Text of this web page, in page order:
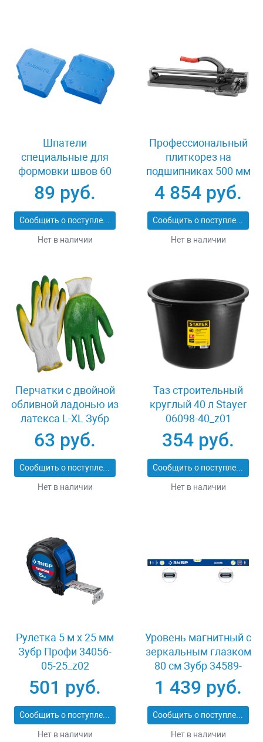
Шпатели
специальные для
формовки швов 60
мм Stayer 10165-H2
89 руб.
Сообщить о поступлении
Нет в наличии
Профессиональный
плиткорез на
подшипниках 500 мм
Зубр ПРОФИ 33195-
50
4 854 руб.
Сообщить о поступлении
Нет в наличии
Перчатки c двойной
обливной ладонью из
латекса L-XL Зубр
МАСТЕР 11459-XL
63 руб.
Сообщить о поступлении
Нет в наличии
Таз строительный
круглый 40 л Stayer
06098-40_z01
354 руб.
Сообщить о поступлении
Нет в наличии
Рулетка 5 м x 25 мм
Зубр Профи 34056-
05-25_z02
501 руб.
Сообщить о поступлении
Нет в наличии
Уровень магнитный с
зеркальным глазком
80 см Зубр 34589-
080_z01
1 439 руб.
Сообщить о поступлении
Нет в наличии